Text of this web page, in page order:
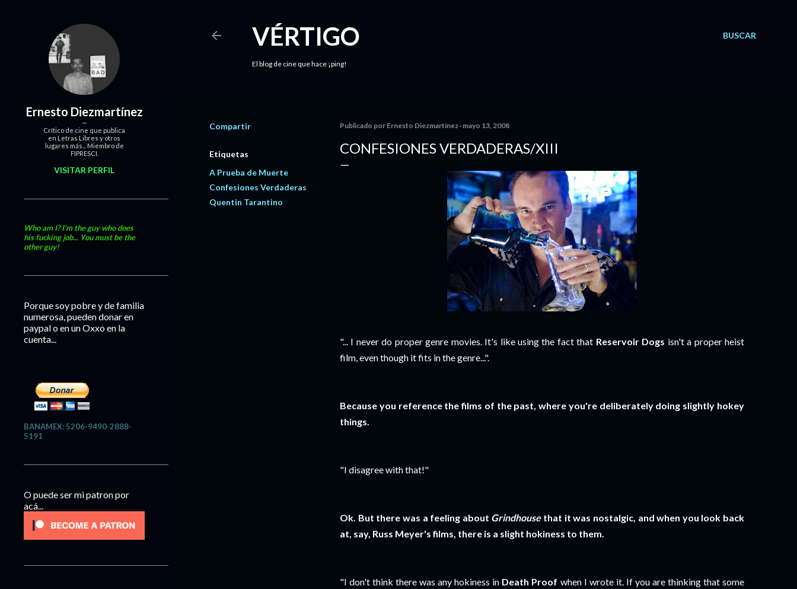
BUSCAR
VÉRTIGO
El blog de cine que hace ¡ping!
Compartir
Etiquetas
A Prueba de Muerte
Confesiones Verdaderas
Quentin Tarantino
Publicado por Ernesto Diezmartínez mayo 13, 2008
CONFESIONES VERDADERAS/XIII
"... I never do proper genre movies. It's like using the fact that Reservoir Dogs isn't a proper heist
film, even though it fits in the genre...".
Because you reference the films of the past, where you're deliberately doing slightly hokey
things.
"I disagree with that!"
Ok. But there was a feeling about Grindhousethat it was nostalgic, and when you look back
at, say, Russ Meyer's films, there is a slight hokiness to them.
"I don't think there was any hokiness in Death Proof when I wrote it. If you are thinking that some
Ernesto Diezmartínez
Crítico de cine que publica
en Letras Libres y otros
lugares más... Miembro de
FIPRESCI.
VISITAR PERFIL
Who am I? I'm the guy who does
his fucking job... You must be the
other guy!
Porque soy pobre y de familia
numerosa, pueden donar en
paypal o en un Oxxo en la
cuenta...
BANAMEX: 5206-9490-2888-
5191
O puede ser mi patron por
acá...